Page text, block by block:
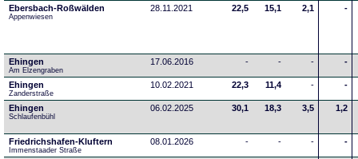
Ebersbach-Roßwälden
Appenwiesen
28.11.2021 22,5 15,1 2,1 -
Ehingen
Am Elzengraben
17.06.2016 - - - -
Ehingen
Zanderstraße
10.02.2021 22,3 11,4 - -
Ehingen
Schlaufenbühl
06.02.2025 30,1 18,3 3,5 1,2
Friedrichshafen-Kluftern
Immenstaader Straße
08.01.2026 - - - -